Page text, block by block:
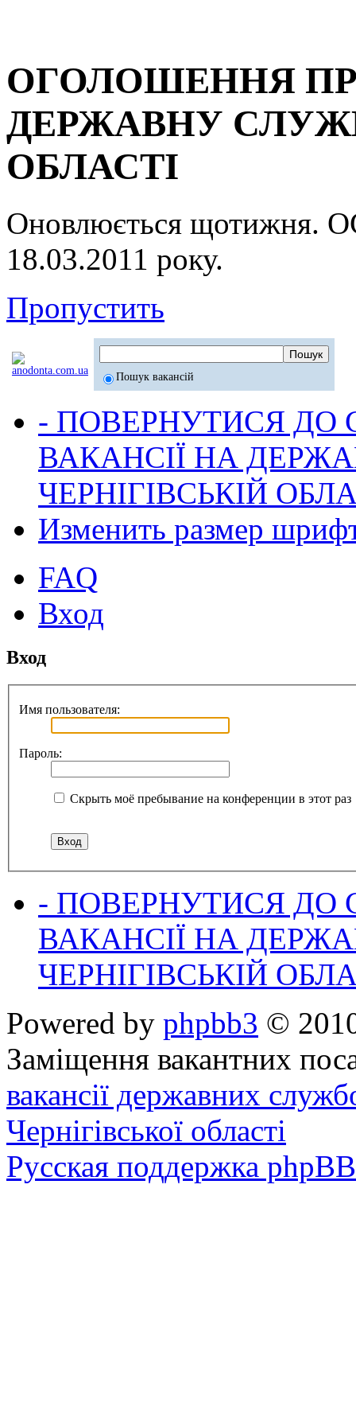
ОГОЛОШЕННЯ
ДЕРЖАВНУ
ОБЛАСТІ
Оновлюється
18.03.2011 року.
Пропустить
Пошук вакансій
- ПОВЕРНУТИСЯ ДО
ВАКАНСІЇ НА
ЧЕРНІГІВСЬКІЙ
Изменить размер
FAQ
Вход
Вход
Имя пользователя:
Пароль:
Скрыть моё пребывание на конференции в этот раз
- ПОВЕРНУТИСЯ ДО
ВАКАНСІЇ НА
ЧЕРНІГІВСЬКІЙ
Powered by phpbb3 ©
Заміщення вакантних
вакансії державних
Чернігівської області
Русская поддержка phpBB